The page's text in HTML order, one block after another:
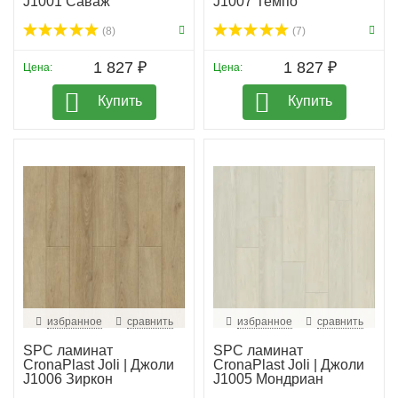
(8)
Цена: 1 827 ₽
Купить
(7)
Цена: 1 827 ₽
Купить
избранное сравнить
SPC ламинат
CronaPlast Joli | Джоли
J1006 Зиркон
избранное сравнить
SPC ламинат
CronaPlast Joli | Джоли
J1005 Мондриан